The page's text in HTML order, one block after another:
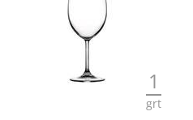
1
grt